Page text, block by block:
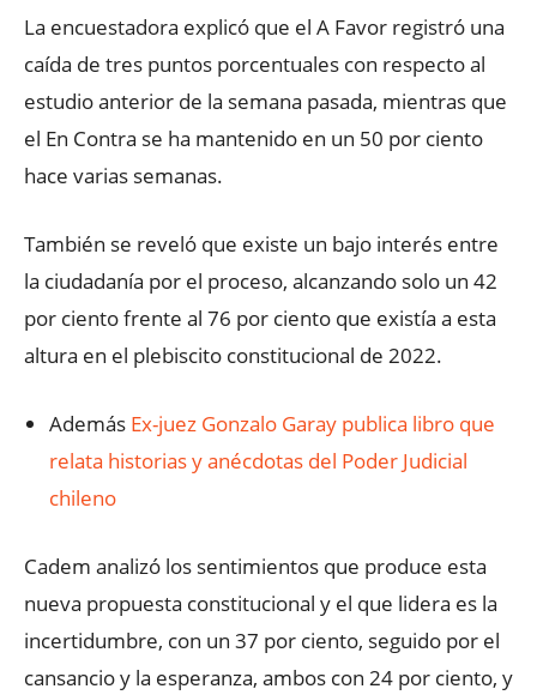
La encuestadora explicó que el A Favor registró una
caída de tres puntos porcentuales con respecto al
estudio anterior de la semana pasada, mientras que
el En Contra se ha mantenido en un 50 por ciento
hace varias semanas.
También se reveló que existe un bajo interés entre
la ciudadanía por el proceso, alcanzando solo un 42
por ciento frente al 76 por ciento que existía a esta
altura en el plebiscito constitucional de 2022.
Además Ex-juez Gonzalo Garay publica libro que
relata historias y anécdotas del Poder Judicial
chileno
Cadem analizó los sentimientos que produce esta
nueva propuesta constitucional y el que lidera es la
incertidumbre, con un 37 por ciento, seguido por el
cansancio y la esperanza, ambos con 24 por ciento, y